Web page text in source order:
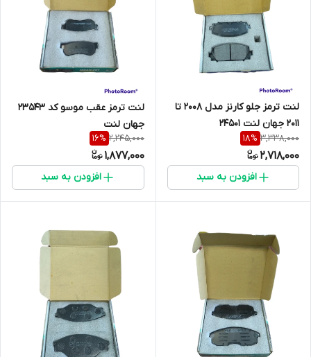
لنت ترمز جلو کارنز مدل 2008 تا
2011 جهان لنت 24501
3,338,000
18%
2,718,000
افزودن به سبد
لنت ترمز عقب موسو کد 23543
جهان لنت
2,245,000
16%
1,877,000
افزودن به سبد